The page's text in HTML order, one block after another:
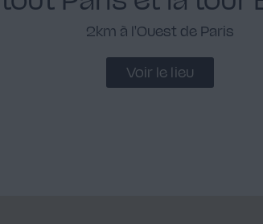
2km à l'Ouest de Paris
Voir le lieu